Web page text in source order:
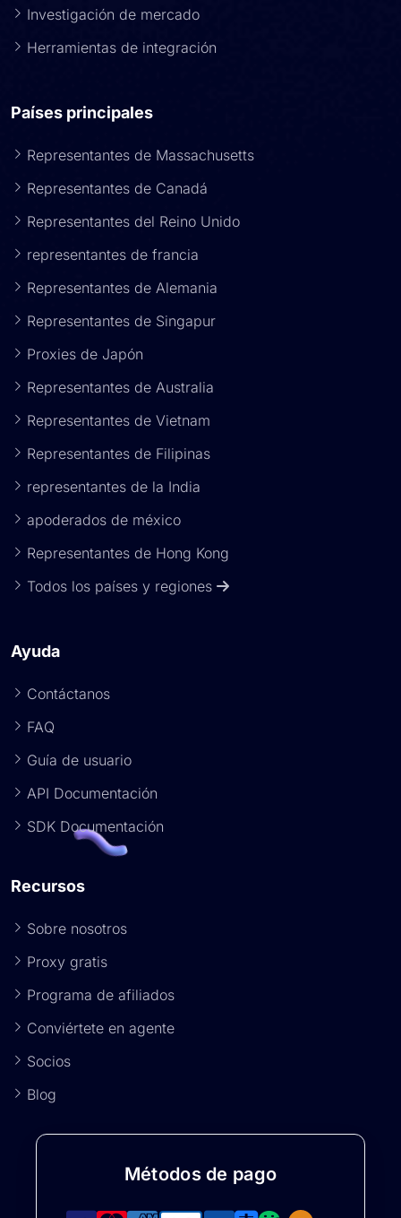
Investigación de mercado
Herramientas de integración
Países principales
Representantes de Massachusetts
Representantes de Canadá
Representantes del Reino Unido
representantes de francia
Representantes de Alemania
Representantes de Singapur
Proxies de Japón
Representantes de Australia
Representantes de Vietnam
Representantes de Filipinas
representantes de la India
apoderados de méxico
Representantes de Hong Kong
Todos los países y regiones
Ayuda
Contáctanos
FAQ
Guía de usuario
API Documentación
SDK Documentación
Recursos
Sobre nosotros
Proxy gratis
Programa de afiliados
Conviértete en agente
Socios
Blog
Métodos de pago